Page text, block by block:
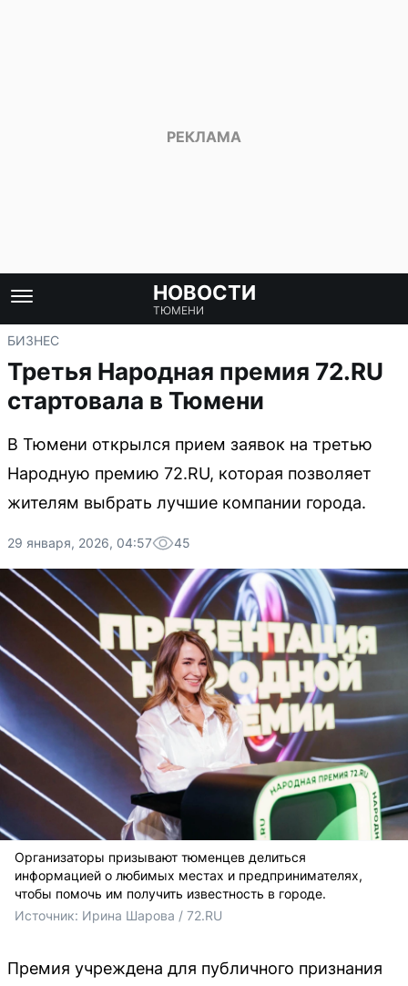
НОВОСТИ
ТЮМЕНИ
БИЗНЕС
Третья Народная премия 72.RU
стартовала в Тюмени
В Тюмени открылся прием заявок на третью
Народную премию 72.RU, которая позволяет
жителям выбрать лучшие компании города.
29 января, 2026, 04:57 45
Организаторы призывают тюменцев делиться
информацией о любимых местах и предпринимателях,
чтобы помочь им получить известность в городе.
Источник: Ирина Шарова / 72.RU
Премия учреждена для публичного признания